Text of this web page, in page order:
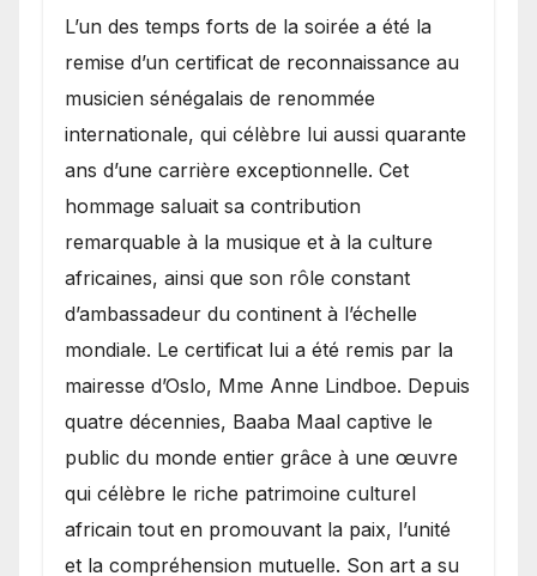
​L’un des temps forts de la soirée a été la
remise d’un certificat de reconnaissance au
musicien sénégalais de renommée
internationale, qui célèbre lui aussi quarante
ans d’une carrière exceptionnelle. Cet
hommage saluait sa contribution
remarquable à la musique et à la culture
africaines, ainsi que son rôle constant
d’ambassadeur du continent à l’échelle
mondiale. Le certificat lui a été remis par la
mairesse d’Oslo, Mme Anne Lindboe. Depuis
quatre décennies, Baaba Maal captive le
public du monde entier grâce à une œuvre
qui célèbre le riche patrimoine culturel
africain tout en promouvant la paix, l’unité
et la compréhension mutuelle. Son art a su